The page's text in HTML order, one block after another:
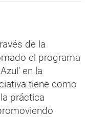
de la
el programa
en la
tiene como
práctica